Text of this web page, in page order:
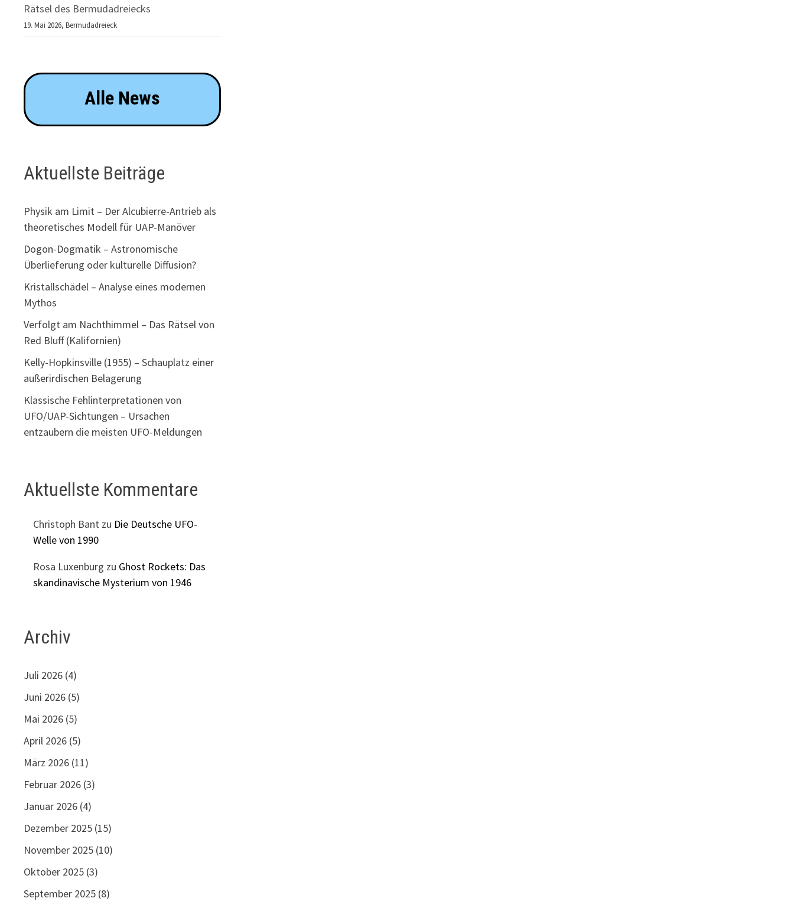
Rätsel des Bermudadreiecks
19. Mai 2026,Bermudadreieck
Alle News
Aktuellste Beiträge
Physik am Limit – Der Alcubierre-Antrieb als
theoretisches Modell für UAP-Manöver
Dogon-Dogmatik – Astronomische
Überlieferung oder kulturelle Diffusion?
Kristallschädel – Analyse eines modernen
Mythos
Verfolgt am Nachthimmel – Das Rätsel von
Red Bluff (Kalifornien)
Kelly-Hopkinsville (1955) – Schauplatz einer
außerirdischen Belagerung
Klassische Fehlinterpretationen von
UFO/UAP-Sichtungen – Ursachen
entzaubern die meisten UFO-Meldungen
Aktuellste Kommentare
Christoph Bant zu Die Deutsche UFO-
Welle von 1990
Rosa Luxenburg zu Ghost Rockets: Das
skandinavische Mysterium von 1946
Archiv
Juli 2026 (4)
Juni 2026 (5)
Mai 2026 (5)
April 2026 (5)
März 2026 (11)
Februar 2026 (3)
Januar 2026 (4)
Dezember 2025 (15)
November 2025 (10)
Oktober 2025 (3)
September 2025 (8)